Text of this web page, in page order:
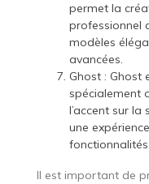
permet la
professionnel
modèles
avancées.
Ghost : Ghost
spécialement
l’accent sur la
une
Il est important de